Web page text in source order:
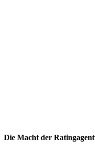
Die Macht der